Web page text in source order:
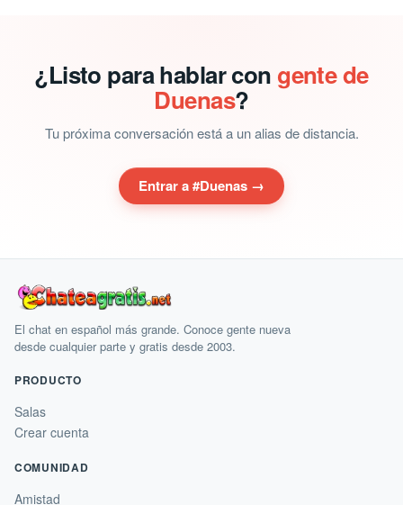
¿Listo para hablar con gente de
Duenas?
Tu próxima conversación está a un alias de distancia.
Entrar a #Duenas →
El chat en español más grande. Conoce gente nueva
desde cualquier parte y gratis desde 2003.
PRODUCTO
Salas
Crear cuenta
COMUNIDAD
Amistad